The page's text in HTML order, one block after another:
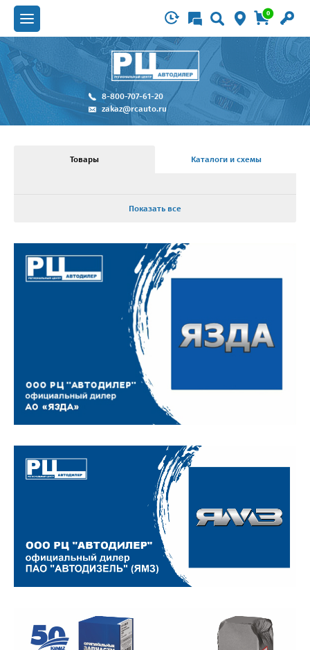
0
8-800-707-61-20
zakaz@rcauto.ru
Товары Каталоги и схемы
Показать все